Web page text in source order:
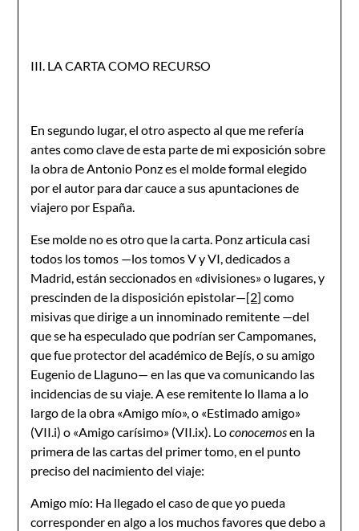
III. LA CARTA COMO RECURSO
En segundo lugar, el otro aspecto al que me refería
antes como clave de esta parte de mi exposición sobre
la obra de Antonio Ponz es el molde formal elegido
por el autor para dar cauce a sus apuntaciones de
viajero por España.
Ese molde no es otro que la carta. Ponz articula casi
todos los tomos —los tomos V y VI, dedicados a
Madrid, están seccionados en «divisiones» o lugares, y
prescinden de la disposición epistolar—[2] como
misivas que dirige a un innominado remitente —del
que se ha especulado que podrían ser Campomanes,
que fue protector del académico de Bejís, o su amigo
Eugenio de Llaguno— en las que va comunicando las
incidencias de su viaje. A ese remitente lo llama a lo
largo de la obra «Amigo mío», o «Estimado amigo»
(VII.i) o «Amigo carísimo» (VII.ix). Loconocemosen la
primera de las cartas del primer tomo, en el punto
preciso del nacimiento del viaje:
Amigo mío: Ha llegado el caso de que yo pueda
corresponder en algo a los muchos favores que debo a